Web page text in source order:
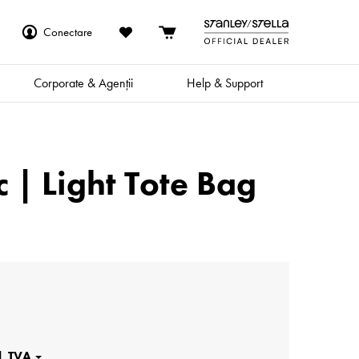
Conectare
Corporate & Agenții Help & Support
| Light Tote Bag